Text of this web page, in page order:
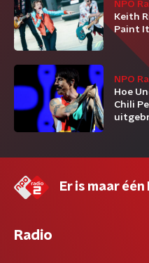
NPO
Keith
Paint
NPO
Hoe
Chili
Er is maar één
Radio